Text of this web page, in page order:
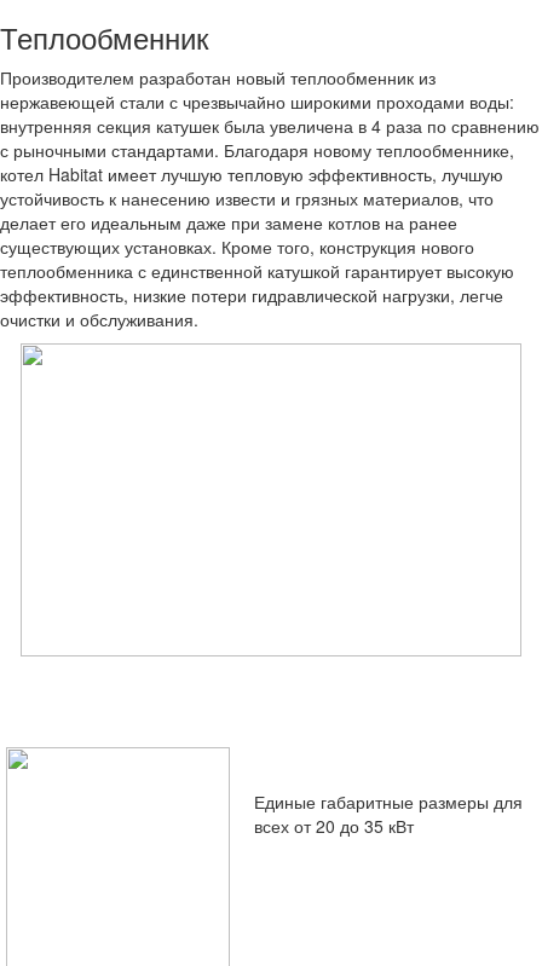
Теплообменник
Производителем разработан новый теплообменник из
нержавеющей стали с чрезвычайно широкими проходами воды:
внутренняя секция катушек была увеличена в 4 раза по сравнению
с рыночными стандартами. Благодаря новому теплообменнике,
котел Habitat имеет лучшую тепловую эффективность, лучшую
устойчивость к нанесению извести и грязных материалов, что
делает его идеальным даже при замене котлов на ранее
существующих установках. Кроме того, конструкция нового
теплообменника с единственной катушкой гарантирует высокую
эффективность, низкие потери гидравлической нагрузки, легче
очистки и обслуживания.
Единые габаритные размеры для
всех от 20 до 35 кВт